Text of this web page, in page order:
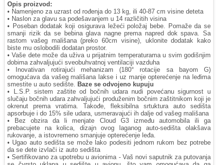
Opis proizvod:
• Namenjeno za uzrast od rođenja do 13 kg, ili 40-87 cm visine deteta
• Naslon za glavu sa podešavanjem u 14 različitih visina
• Poseban dodatak koji osigurava ležeći položaj bebe. Pomaže da se
smanji rizik da se bebina glava nagne prema napred dok spava. Sa
rastom vašeg mališana (preko 60cm visine), uklonite dodatak kako
biste mu oslobodili dodatan prostor.
• Vaše dete može da uživa u prijatnim temperaturama u svim godišnjim
dobima zahvaljujući sveobuhvatnoj ventilaciji vazduha
• Inovativan rotirajući mehanizam (180° rotacije sa bayom G)
omogućava da vašeg mališana lakse i uz manje opterećenje na leđima
smestite u auto sedište. Baze se odvojeno kupuju
• L.S.P. sistem zaštite od bočnih udara nudi povećanu sigurnost u
slučaju bočnih udara zahvaljujući produženim bočnim zaštitnikom koji je
okrenut prema vratima. Takođe, fleksibilna srtuktura auto sedišta
apsorbuje i do 15% sile udara, usmeravajući ih dalje od vašeg mališana
• Bez obzira da li menjate Cloud G3 između automobila ili ga
prebacujete na kolica, dizajn ovog laganog auto-sedišta olakšava
rukovanje, a istovremeno smanjuje opterećenje leđa.
• Ugao auto sedišta se može lako podesiti jednom rukom bez potrebe
da se dete izvlači iz auto sedišta
• Sertifikovano za upotrebu u avionima - Vaš novi saputnik za putovanja